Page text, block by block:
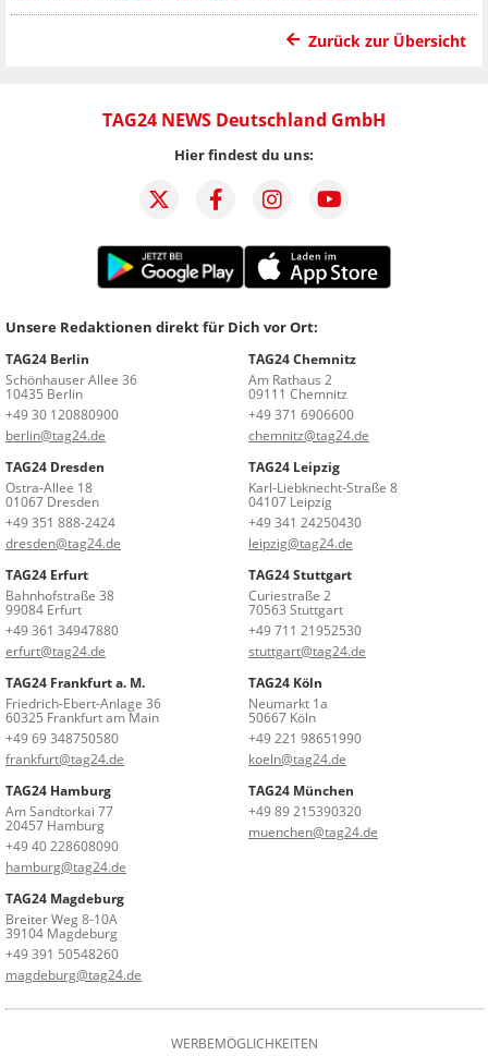
Zurück zur Übersicht
TAG24 NEWS Deutschland GmbH
Hier findest du uns:
Unsere Redaktionen direkt für Dich vor Ort:
TAG24 Berlin
Schönhauser Allee 36
10435 Berlin
+49 30 120880900
berlin@tag24.de
TAG24 Chemnitz
Am Rathaus 2
09111 Chemnitz
+49 371 6906600
chemnitz@tag24.de
TAG24 Dresden
Ostra-Allee 18
01067 Dresden
+49 351 888-2424
dresden@tag24.de
TAG24 Leipzig
Karl-Liebknecht-Straße 8
04107 Leipzig
+49 341 24250430
leipzig@tag24.de
TAG24 Erfurt
Bahnhofstraße 38
99084 Erfurt
+49 361 34947880
erfurt@tag24.de
TAG24 Stuttgart
Curiestraße 2
70563 Stuttgart
+49 711 21952530
stuttgart@tag24.de
TAG24 Frankfurt a. M.
Friedrich-Ebert-Anlage 36
60325 Frankfurt am Main
+49 69 348750580
frankfurt@tag24.de
TAG24 Köln
Neumarkt 1a
50667 Köln
+49 221 98651990
koeln@tag24.de
TAG24 Hamburg
Am Sandtorkai 77
20457 Hamburg
+49 40 228608090
hamburg@tag24.de
TAG24 München
+49 89 215390320
muenchen@tag24.de
TAG24 Magdeburg
Breiter Weg 8-10A
39104 Magdeburg
+49 391 50548260
magdeburg@tag24.de
WERBEMÖGLICHKEITEN